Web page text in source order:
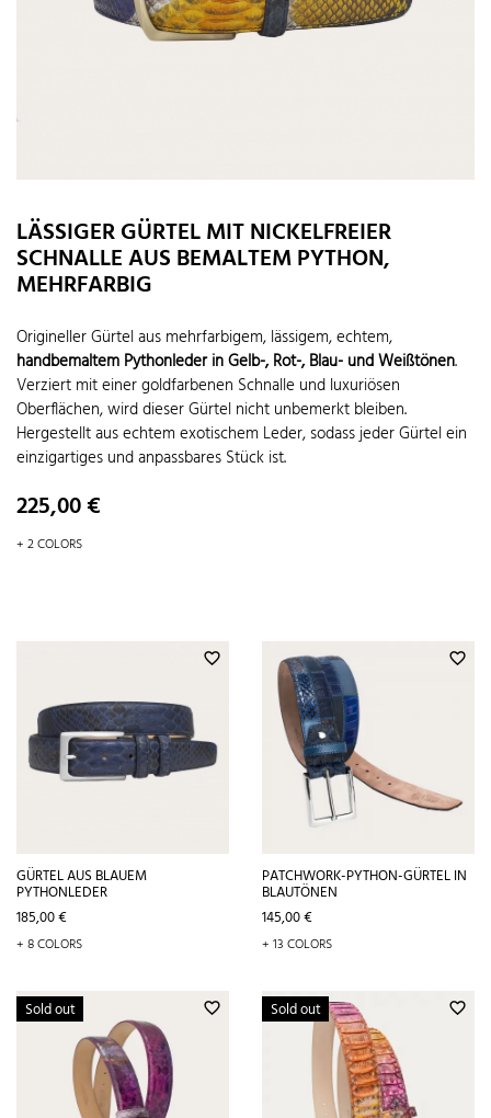
LÄSSIGER GÜRTEL MIT NICKELFREIER
SCHNALLE AUS BEMALTEM PYTHON,
MEHRFARBIG
Origineller Gürtel aus mehrfarbigem, lässigem, echtem,
handbemaltem Pythonleder in Gelb-, Rot-, Blau- und Weißtönen.
Verziert mit einer goldfarbenen Schnalle und luxuriösen
Oberflächen, wird dieser Gürtel nicht unbemerkt bleiben.
Hergestellt aus echtem exotischem Leder, sodass jeder Gürtel ein
einzigartiges und anpassbares Stück ist.
Preis
225,00 €
+ 2 COLORS
favorite_border
GÜRTEL AUS BLAUEM
PYTHONLEDER
Preis
185,00 €
+ 8 COLORS
favorite_border
PATCHWORK-PYTHON-GÜRTEL IN
BLAUTÖNEN
Preis
145,00 €
+ 13 COLORS
favorite_border
Sold out favorite_border
Sold out